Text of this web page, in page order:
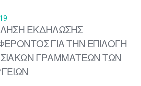
ΕΚΔΗΛΩΣΗΣ
ΓΙΑ ΤΗΝ ΕΠΙΛΟΓΗ
ΓΡΑΜΜΑΤΕΩΝ ΤΩΝ